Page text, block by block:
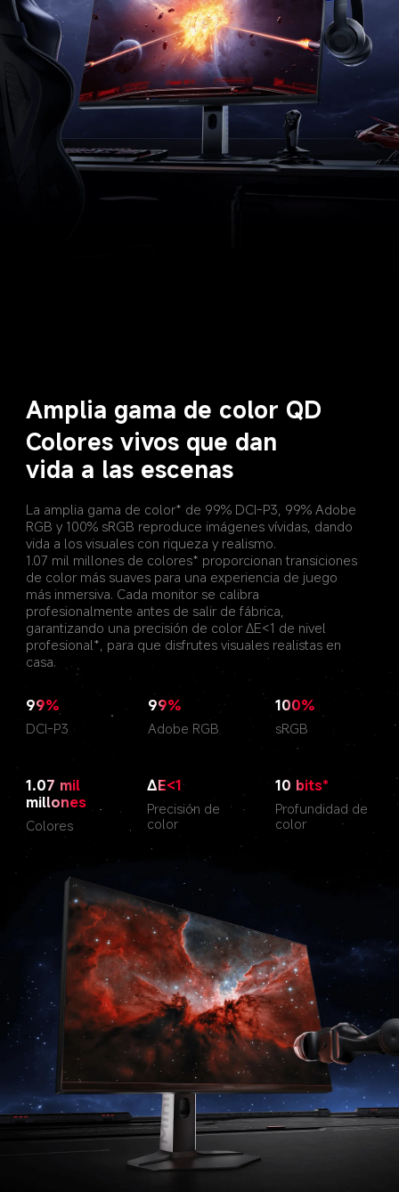
Amplia gama de color QD
Colores vivos que dan
vida a las escenas
La amplia gama de color* de 99% DCI-P3, 99% Adobe
RGB y 100% sRGB reproduce imágenes vívidas, dando
vida a los visuales con riqueza y realismo.
1.07 mil millones de colores* proporcionan transiciones
de color más suaves para una experiencia de juego
más inmersiva. Cada monitor se calibra
profesionalmente antes de salir de fábrica,
garantizando una precisión de color ∆E<1 de nivel
profesional*, para que disfrutes visuales realistas en
casa.
99%
DCI-P3
99%
Adobe RGB
100%
sRGB
1.07 mil
millones
Colores
∆E<1
Precisión de
color
10 bits*
Profundidad de
color